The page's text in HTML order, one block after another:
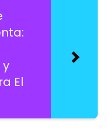
El